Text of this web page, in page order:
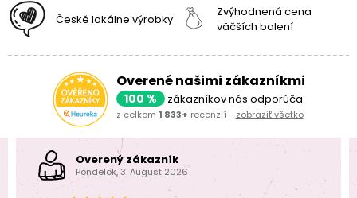
České lokálne výrobky
Zvýhodnená cena
väčších balení
Overené našimi zákazníkmi
100 % zákazníkov nás odporúča
z celkom 1 833+ recenzií - zobraziť všetko
Overený zákazník
Pondelok, 3. August 2026